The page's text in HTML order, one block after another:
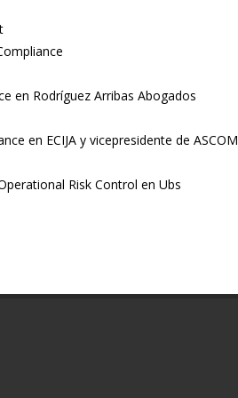
en Rodríguez Arribas Abogados
en ECIJA y vicepresidente de ASCOM
Risk Control en Ubs